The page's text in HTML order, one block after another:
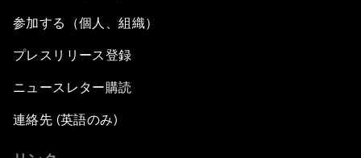
参加する（個人、組織）
プレスリリース登録
ニュースレター購読
連絡先 (英語のみ)